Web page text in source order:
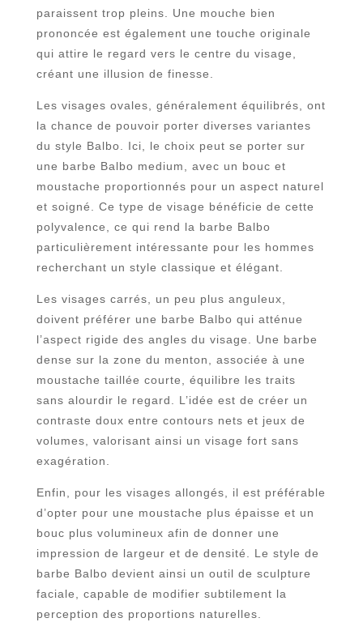
paraissent trop pleins. Une mouche bien
prononcée est également une touche originale
qui attire le regard vers le centre du visage,
créant une illusion de finesse.
Les visages ovales, généralement équilibrés, ont
la chance de pouvoir porter diverses variantes
du style Balbo. Ici, le choix peut se porter sur
une barbe Balbo medium, avec un bouc et
moustache proportionnés pour un aspect naturel
et soigné. Ce type de visage bénéficie de cette
polyvalence, ce qui rend la barbe Balbo
particulièrement intéressante pour les hommes
recherchant un style classique et élégant.
Les visages carrés, un peu plus anguleux,
doivent préférer une barbe Balbo qui atténue
l’aspect rigide des angles du visage. Une barbe
dense sur la zone du menton, associée à une
moustache taillée courte, équilibre les traits
sans alourdir le regard. L’idée est de créer un
contraste doux entre contours nets et jeux de
volumes, valorisant ainsi un visage fort sans
exagération.
Enfin, pour les visages allongés, il est préférable
d’opter pour une moustache plus épaisse et un
bouc plus volumineux afin de donner une
impression de largeur et de densité. Le style de
barbe Balbo devient ainsi un outil de sculpture
faciale, capable de modifier subtilement la
perception des proportions naturelles.